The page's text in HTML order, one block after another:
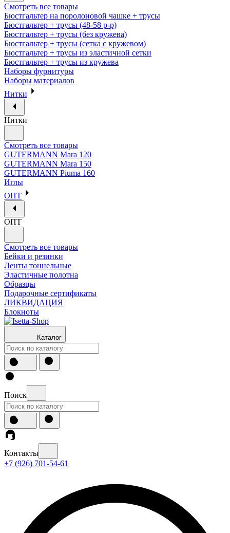
Смотреть все товары
Бюстгальтер на поролоновой чашке + трусы
Бюстгальтер + трусы (48-58 р-р)
Бюстгальтер + трусы (без кружева)
Бюстгальтер + трусы (сетка с кружевом)
Бюстгальтер + трусы из эластичной сетки
Бюстгальтер + трусы из кружева
Наборы фурнитуры
Наборы материалов
Нитки
Нитки
Смотреть все товары
GUTERMANN Mara 120
GUTERMANN Mara 150
GUTERMANN Piuma 160
Иглы
ОПТ
ОПТ
Смотреть все товары
Бейки и резинки
Ленты тоннельные
Эластичные полотна
Образцы
Подарочные сертификаты
ЛИКВИДАЦИЯ
Блокноты
Каталог
Поиск
Контакты
+7 (926) 701-54-61